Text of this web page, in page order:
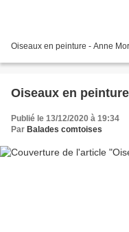
Oiseaux en peinture - Anne
Oiseaux en
Publié le 13/12/2020 à 19:34
Par Balades comtoises